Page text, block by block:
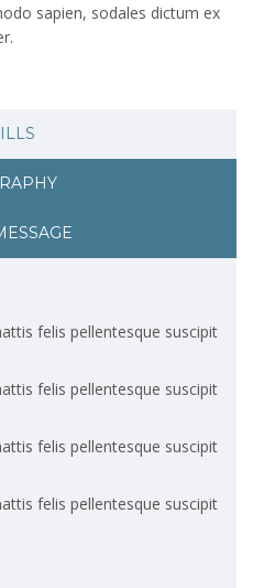
sapien, sodales dictum ex
felis pellentesque suscipit
felis pellentesque suscipit
felis pellentesque suscipit
felis pellentesque suscipit